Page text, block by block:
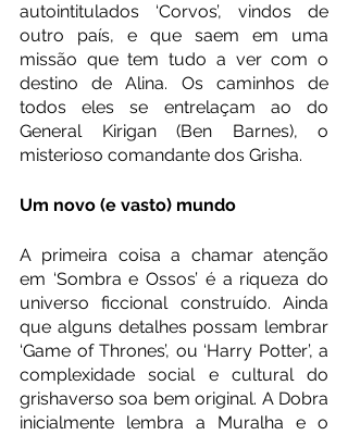
autointitulados ‘Corvos’, vindos de
outro país, e que saem em uma
missão que tem tudo a ver com o
destino de Alina. Os caminhos de
todos eles se entrelaçam ao do
General Kirigan (Ben Barnes), o
misterioso comandante dos Grisha.
Um novo (e vasto) mundo
A primeira coisa a chamar atenção
em ‘Sombra e Ossos’ é a riqueza do
universo ficcional construído. Ainda
que alguns detalhes possam lembrar
‘Game of Thrones’, ou ‘Harry Potter’, a
complexidade social e cultural do
grishaverso soa bem original. A Dobra
inicialmente lembra a Muralha e o